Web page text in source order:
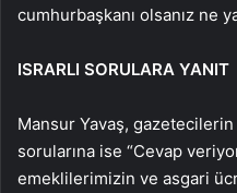
cumhurbaşkanı olsanız ne
ISRARLI SORULARA YANIT
Mansur Yavaş, gazetecilerin
sorularına ise “Cevap
emeklilerimizin ve asgari